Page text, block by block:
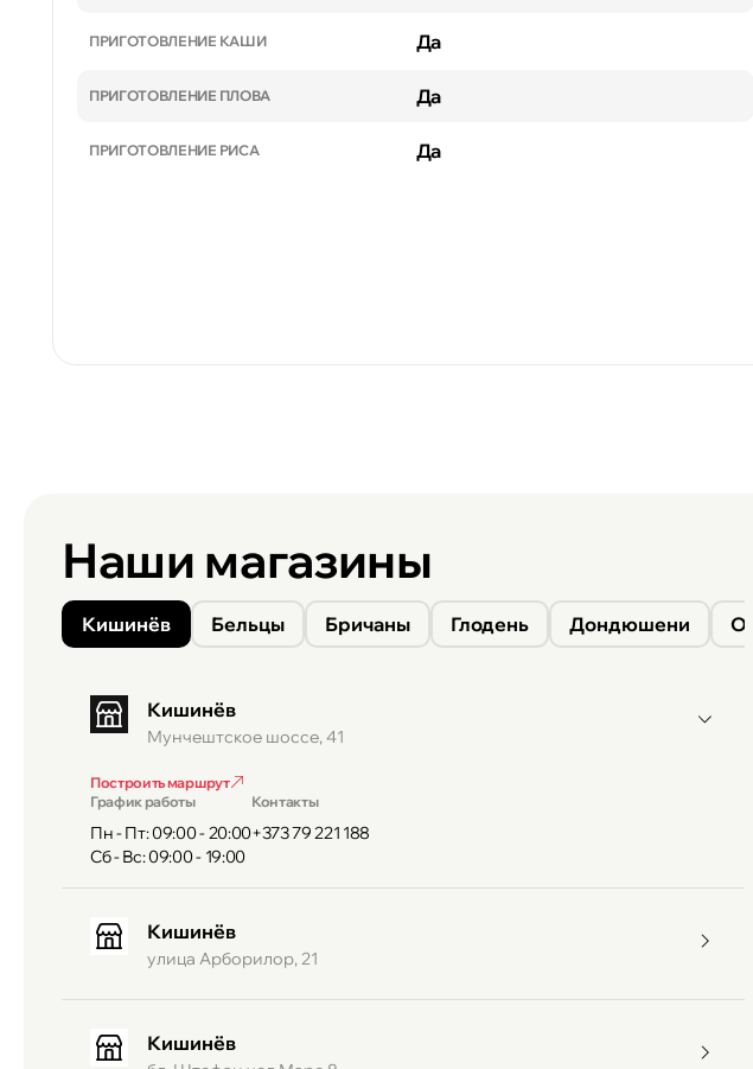
ПРИГОТОВЛЕНИЕ КАШИ Да
ПРИГОТОВЛЕНИЕ ПЛОВА Да
ПРИГОТОВЛЕНИЕ РИСА Да
Наши магазины
Кишинёв Бельцы Бричаны Глодень Дондюшени
Кишинёв
Мунчештское шоссе, 41
Построить маршрут
График работы
Пн - Пт: 09:00 - 20:00
Сб - Вс: 09:00 - 19:00
Контакты
+373 79 221 188
Кишинёв
улица Арборилор, 21
Кишинёв